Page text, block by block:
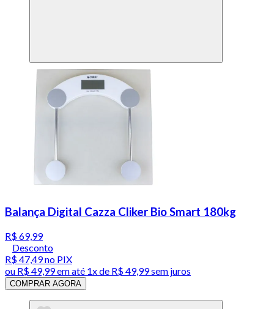
Balança Digital Cazza Cliker Bio Smart 180kg
R$ 69,99
Desconto
R$ 47,49no PIX
ou R$ 49,99em até 1x de R$ 49,99sem juros
COMPRAR AGORA